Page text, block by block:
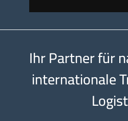
Ihr Partner für
internationale